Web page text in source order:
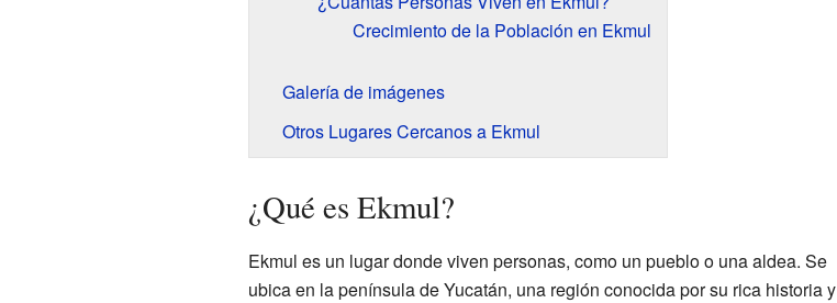
Crecimiento de la Población en Ekmul
Galería de imágenes
Otros Lugares Cercanos a Ekmul
¿Qué es Ekmul?
Ekmul es un lugar donde viven personas, como un pueblo o una aldea. Se
ubica en la península de Yucatán, una región conocida por su rica historia y